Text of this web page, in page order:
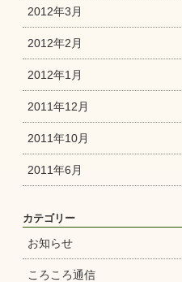
2012年3月
2012年2月
2012年1月
2011年12月
2011年10月
2011年6月
カテゴリー
お知らせ
ころころ通信